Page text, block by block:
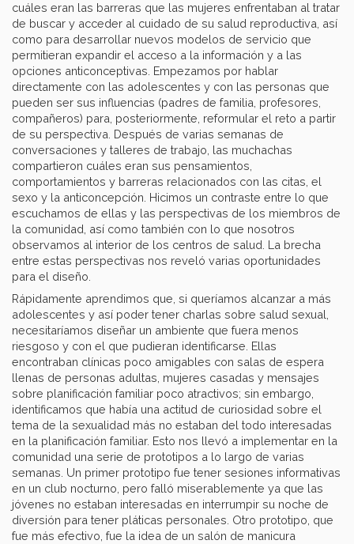
cuáles eran las barreras que las mujeres enfrentaban al tratar
de buscar y acceder al cuidado de su salud reproductiva, así
como para desarrollar nuevos modelos de servicio que
permitieran expandir el acceso a la información y a las
opciones anticonceptivas. Empezamos por hablar
directamente con las adolescentes y con las personas que
pueden ser sus influencias (padres de familia, profesores,
compañeros) para, posteriormente, reformular el reto a partir
de su perspectiva. Después de varias semanas de
conversaciones y talleres de trabajo, las muchachas
compartieron cuáles eran sus pensamientos,
comportamientos y barreras relacionados con las citas, el
sexo y la anticoncepción. Hicimos un contraste entre lo que
escuchamos de ellas y las perspectivas de los miembros de
la comunidad, así como también con lo que nosotros
observamos al interior de los centros de salud. La brecha
entre estas perspectivas nos reveló varias oportunidades
para el diseño.
Rápidamente aprendimos que, si queríamos alcanzar a más
adolescentes y así poder tener charlas sobre salud sexual,
necesitaríamos diseñar un ambiente que fuera menos
riesgoso y con el que pudieran identificarse. Ellas
encontraban clínicas poco amigables con salas de espera
llenas de personas adultas, mujeres casadas y mensajes
sobre planificación familiar poco atractivos; sin embargo,
identificamos que había una actitud de curiosidad sobre el
tema de la sexualidad más no estaban del todo interesadas
en la planificación familiar. Esto nos llevó a implementar en la
comunidad una serie de prototipos a lo largo de varias
semanas. Un primer prototipo fue tener sesiones informativas
en un club nocturno, pero falló miserablemente ya que las
jóvenes no estaban interesadas en interrumpir su noche de
diversión para tener pláticas personales. Otro prototipo, que
fue más efectivo, fue la idea de un salón de manicura